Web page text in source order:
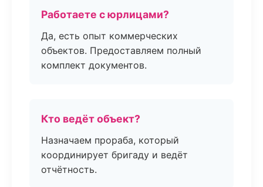
Работаете с юрлицами?
Да, есть опыт коммерческих
объектов. Предоставляем полный
комплект документов.
Кто ведёт объект?
Назначаем прораба, который
координирует бригаду и ведёт
отчётность.